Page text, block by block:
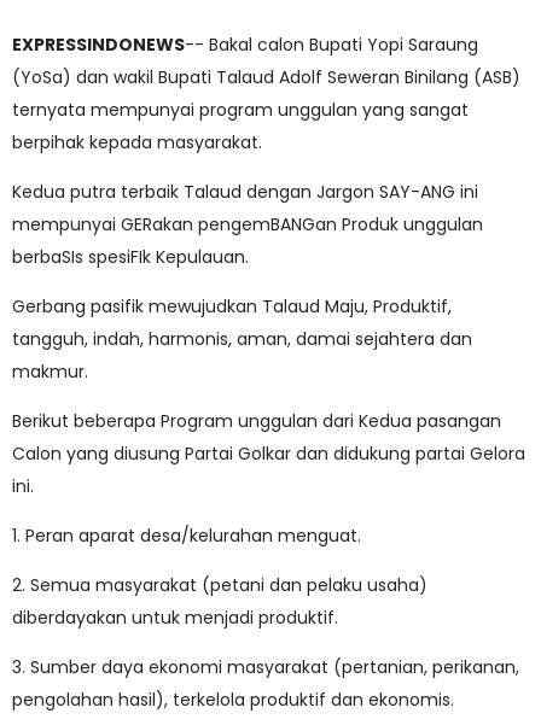
EXPRESSINDONEWS-- Bakal calon Bupati Yopi Saraung
(YoSa) dan wakil Bupati Talaud Adolf Seweran Binilang (ASB)
ternyata mempunyai program unggulan yang sangat
berpihak kepada masyarakat.
Kedua putra terbaik Talaud dengan Jargon SAY-ANG ini
mempunyai GERakan pengemBANGan Produk unggulan
berbaSIs spesiFIk Kepulauan.
Gerbang pasifik mewujudkan Talaud Maju, Produktif,
tangguh, indah, harmonis, aman, damai sejahtera dan
makmur.
Berikut beberapa Program unggulan dari Kedua pasangan
Calon yang diusung Partai Golkar dan didukung partai Gelora
ini.
1. Peran aparat desa/kelurahan menguat.
2. Semua masyarakat (petani dan pelaku usaha)
diberdayakan untuk menjadi produktif.
3. Sumber daya ekonomi masyarakat (pertanian, perikanan,
pengolahan hasil), terkelola produktif dan ekonomis.